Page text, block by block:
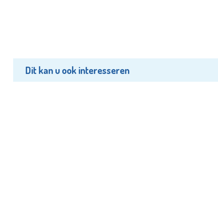
Dit kan u ook interesseren